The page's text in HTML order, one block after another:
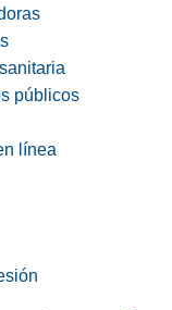
públicos
línea